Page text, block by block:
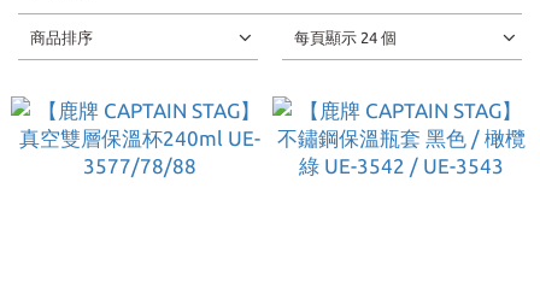
商品排序 每頁顯示 24 個